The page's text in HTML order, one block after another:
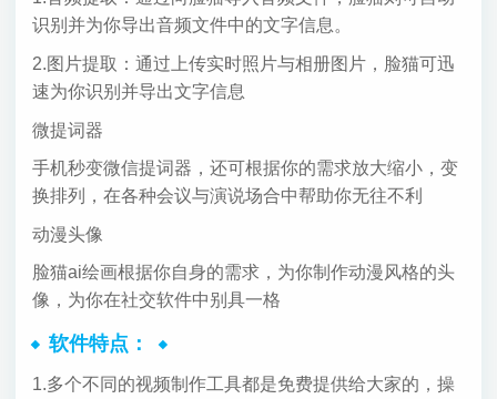
识别并为你导出音频文件中的文字信息。
2.图片提取：通过上传实时照片与相册图片，脸猫可迅
速为你识别并导出文字信息
微提词器
手机秒变微信提词器，还可根据你的需求放大缩小，变
换排列，在各种会议与演说场合中帮助你无往不利
动漫头像
脸猫ai绘画根据你自身的需求，为你制作动漫风格的头
像，为你在社交软件中别具一格
软件特点：
1.多个不同的视频制作工具都是免费提供给大家的，操